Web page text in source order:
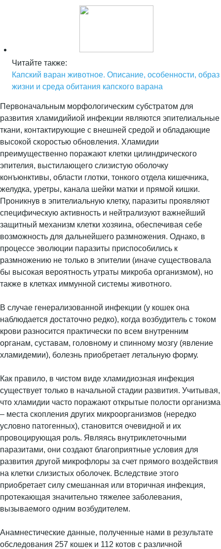
Читайте также:
Капский варан животное. Описание, особенности, образ
жизни и среда обитания капского варана
Первоначальным морфологическим субстратом для
развития хламидийиой инфекции являются эпителиальные
ткани, контактирующие с внешней средой и обладающие
высокой скоростью обновления. Хламидии
преимущественно поражают клетки цилиндрического
эпителия, выстилающего слизистую оболочку
конъюнктивы, области глотки, тонкого отдела кишечника,
желудка, уретры, канала шейки матки и прямой кишки.
Проникнув в эпителиальную клетку, паразиты проявляют
специфическую активность и нейтрализуют важнейший
защитный механизм клетки хозяина, обеспечивая себе
возможность для дальнейшего размножения. Однако, в
процессе эволюции паразиты приспособились к
размножению не только в эпителии (иначе существовала
бы высокая вероятность утраты микроба организмом), но
также в клетках иммунной системы животного.
В случае генерализованной инфекции (у кошек она
наблюдается достаточно редко), когда возбудитель с током
крови разносится практически по всем внутренним
органам, суставам, головному и спинному мозгу (явление
хламидемии), болезнь приобретает летальную форму.
Как правило, в чистом виде хламидиозная инфекция
существует только в начальной стадии развития. Учитывая,
что хламидии часто поражают открытые полости организма
– места скопления других микроорганизмов (нередко
условно патогенных), становится очевидной и их
провоцирующая роль. Являясь внутриклеточными
паразитами, они создают благоприятные условия для
развития другой микрофлоры за счет прямого воздействия
на клетки слизистых оболочек. Вследствие этого
приобретает силу смешанная или вторичная инфекция,
протекающая значительно тяжелее заболевания,
вызываемого одним возбудителем.
Анамнестические данные, полученные нами в результате
обследования 257 кошек и 112 котов с различной